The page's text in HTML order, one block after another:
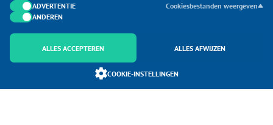
Onderdeel van Duijvelaar E-commerce
ADVERTENTIE
Cookiesbestanden weergeven
ANDEREN
ALLES ACCEPTEREN ALLES AFWIJZEN
COOKIE-INSTELLINGEN